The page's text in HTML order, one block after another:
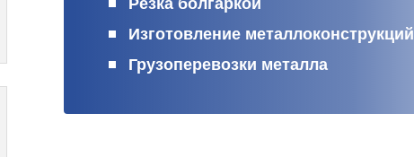
Резка болгаркой
Изготовление металлоконструкций
Грузоперевозки металла